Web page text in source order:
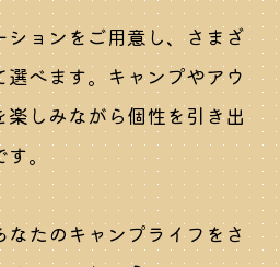
ョンをご用意し、さまざ
べます。キャンプやアウ
楽しみながら個性を引き出
。
たのキャンプライフをさ